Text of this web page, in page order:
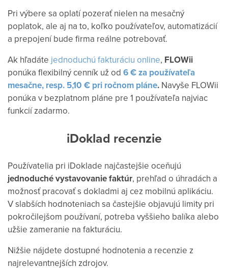
Pri výbere sa oplatí pozerať nielen na mesačný
poplatok, ale aj na to, koľko používateľov, automatizácií
a prepojení bude firma reálne potrebovať.
Ak hľadáte jednoduchú fakturáciu online, FLOWii
ponúka flexibilný cenník už od 6 € za používateľa
mesačne, resp. 5,10 € pri ročnom pláne. Navyše FLOWii
ponúka v bezplatnom pláne pre 1 používateľa najviac
funkcií zadarmo.
iDoklad recenzie
Používatelia pri iDoklade najčastejšie oceňujú
jednoduché vystavovanie faktúr, prehľad o úhradách a
možnosť pracovať s dokladmi aj cez mobilnú aplikáciu.
V slabších hodnoteniach sa častejšie objavujú limity pri
pokročilejšom používaní, potreba vyššieho balíka alebo
užšie zameranie na fakturáciu.
Nižšie nájdete dostupné hodnotenia a recenzie z
najrelevantnejších zdrojov.